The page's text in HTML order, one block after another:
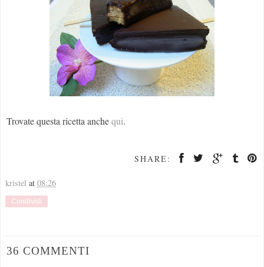
Trovate questa ricetta anchequi.
SHARE:
kristel at 08:26
Condividi
36 COMMENTI